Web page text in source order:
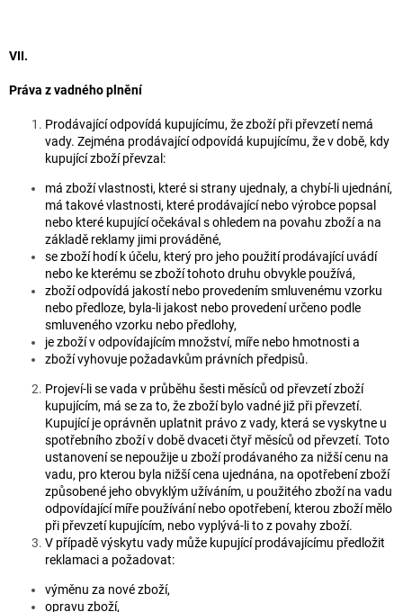
VII.
Práva z vadného plnění
Prodávající odpovídá kupujícímu, že zboží při převzetí nemá
vady. Zejména prodávající odpovídá kupujícímu, že v době, kdy
kupující zboží převzal:
má zboží vlastnosti, které si strany ujednaly, a chybí-li ujednání,
má takové vlastnosti, které prodávající nebo výrobce popsal
nebo které kupující očekával s ohledem na povahu zboží a na
základě reklamy jimi prováděné,
se zboží hodí k účelu, který pro jeho použití prodávající uvádí
nebo ke kterému se zboží tohoto druhu obvykle používá,
zboží odpovídá jakostí nebo provedením smluvenému vzorku
nebo předloze, byla-li jakost nebo provedení určeno podle
smluveného vzorku nebo předlohy,
je zboží v odpovídajícím množství, míře nebo hmotnosti a
zboží vyhovuje požadavkům právních předpisů.
Projeví-li se vada v průběhu šesti měsíců od převzetí zboží
kupujícím, má se za to, že zboží bylo vadné již při převzetí.
Kupující je oprávněn uplatnit právo z vady, která se vyskytne u
spotřebního zboží v době dvaceti čtyř měsíců od převzetí. Toto
ustanovení se nepoužije u zboží prodávaného za nižší cenu na
vadu, pro kterou byla nižší cena ujednána, na opotřebení zboží
způsobené jeho obvyklým užíváním, u použitého zboží na vadu
odpovídající míře používání nebo opotřebení, kterou zboží mělo
při převzetí kupujícím, nebo vyplývá-li to z povahy zboží.
V případě výskytu vady může kupující prodávajícímu předložit
reklamaci a požadovat:
výměnu za nové zboží,
opravu zboží,